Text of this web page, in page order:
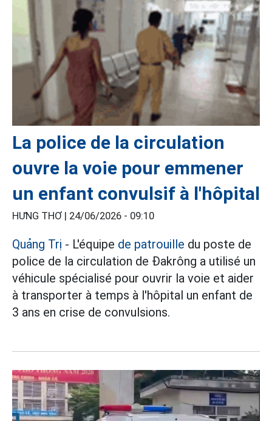
La police de la circulation
ouvre la voie pour emmener
un enfant convulsif à l'hôpital
HƯNG THƠ | 24/06/2026 - 09:10
Quảng Trị - L'équipe de patrouille du poste de
police de la circulation de Đakrông a utilisé un
véhicule spécialisé pour ouvrir la voie et aider
à transporter à temps à l'hôpital un enfant de
3 ans en crise de convulsions.